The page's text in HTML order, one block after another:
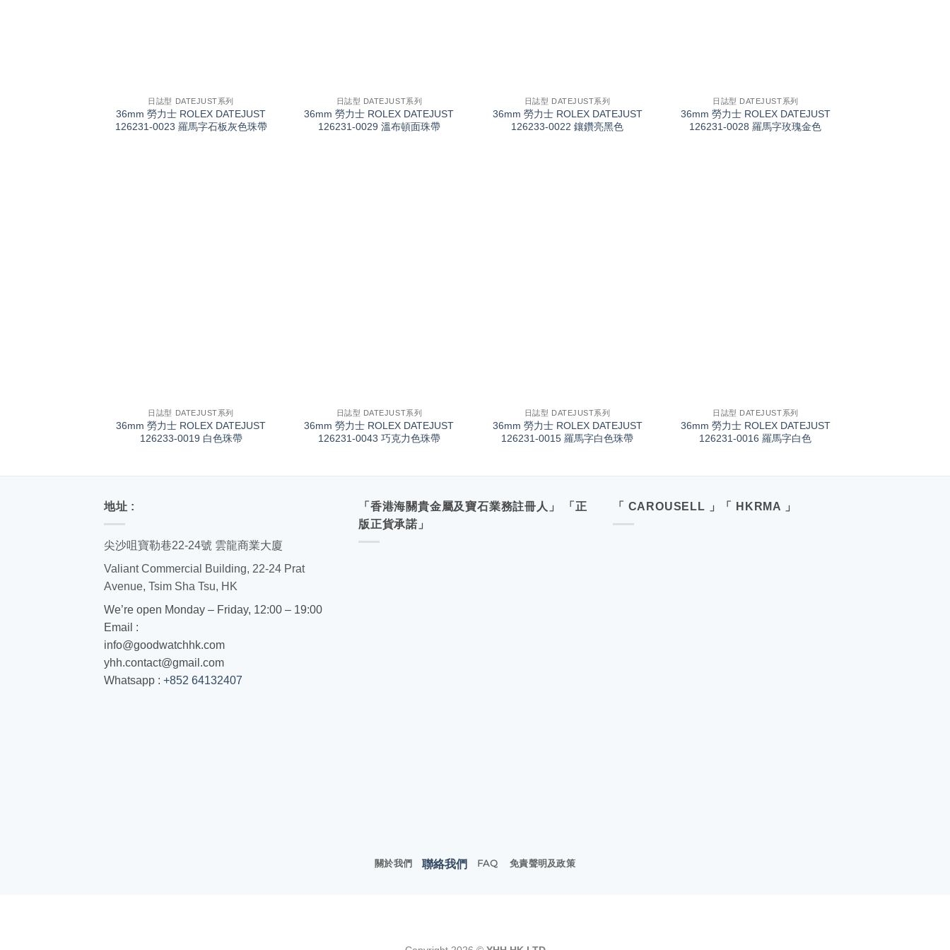
日誌型 DATEJUST系列
36mm 勞力士 ROLEX DATEJUST
126231-0023 羅馬字石板灰色珠帶
日誌型 DATEJUST系列
36mm 勞力士 ROLEX DATEJUST
126231-0029 溫布頓面珠帶
日誌型 DATEJUST系列
36mm 勞力士 ROLEX DATEJUST
126233-0022 鑲鑽亮黑色
日誌型 DATEJUST系列
36mm 勞力士 ROLEX DATEJUST
126231-0028 羅馬字玫瑰金色
日誌型 DATEJUST系列
36mm 勞力士 ROLEX DATEJUST
126233-0019 白色珠帶
日誌型 DATEJUST系列
36mm 勞力士 ROLEX DATEJUST
126231-0043 巧克力色珠帶
日誌型 DATEJUST系列
36mm 勞力士 ROLEX DATEJUST
126231-0015 羅馬字白色珠帶
日誌型 DATEJUST系列
36mm 勞力士 ROLEX DATEJUST
126231-0016 羅馬字白色
地址 :
尖沙咀寶勒巷22-24號 雲龍商業大廈
Valiant Commercial Building, 22-24 Prat
Avenue, Tsim Sha Tsu, HK
We’re open Monday – Friday, 12:00 – 19:00
Email :
info@goodwatchhk.com
yhh.contact@gmail.com
Whatsapp : +852 64132407
「香港海關貴金屬及寶石業務註冊人」 「正
版正貨承諾」
「 CAROUSELL 」「 HKRMA 」
關於我們 聯絡我們 FAQ 免責聲明及政策